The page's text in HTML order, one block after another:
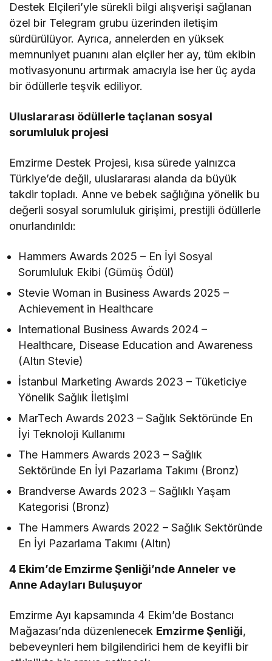
Destek Elçileri’yle sürekli bilgi alışverişi sağlanan
özel bir Telegram grubu üzerinden iletişim
sürdürülüyor. Ayrıca, annelerden en yüksek
memnuniyet puanını alan elçiler her ay, tüm ekibin
motivasyonunu artırmak amacıyla ise her üç ayda
bir ödüllerle teşvik ediliyor.
Uluslararası ödüllerle taçlanan sosyal
sorumluluk projesi
Emzirme Destek Projesi, kısa sürede yalnızca
Türkiye’de değil, uluslararası alanda da büyük
takdir topladı. Anne ve bebek sağlığına yönelik bu
değerli sosyal sorumluluk girişimi, prestijli ödüllerle
onurlandırıldı:
Hammers Awards 2025 – En İyi Sosyal
Sorumluluk Ekibi (Gümüş Ödül)
Stevie Woman in Business Awards 2025 –
Achievement in Healthcare
International Business Awards 2024 –
Healthcare, Disease Education and Awareness
(Altın Stevie)
İstanbul Marketing Awards 2023 – Tüketiciye
Yönelik Sağlık İletişimi
MarTech Awards 2023 – Sağlık Sektöründe En
İyi Teknoloji Kullanımı
The Hammers Awards 2023 – Sağlık
Sektöründe En İyi Pazarlama Takımı (Bronz)
Brandverse Awards 2023 – Sağlıklı Yaşam
Kategorisi (Bronz)
The Hammers Awards 2022 – Sağlık Sektöründe
En İyi Pazarlama Takımı (Altın)
4 Ekim’de Emzirme Şenliği’nde Anneler ve
Anne Adayları Buluşuyor
Emzirme Ayı kapsamında 4 Ekim’de Bostancı
Mağazası’nda düzenlenecek Emzirme Şenliği,
bebeveynleri hem bilgilendirici hem de keyifli bir